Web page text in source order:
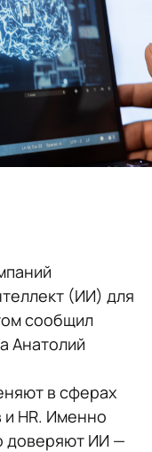
(ИИ) для
сообщил
Анатолий
в сферах
HR. Именно
доверяют ИИ —